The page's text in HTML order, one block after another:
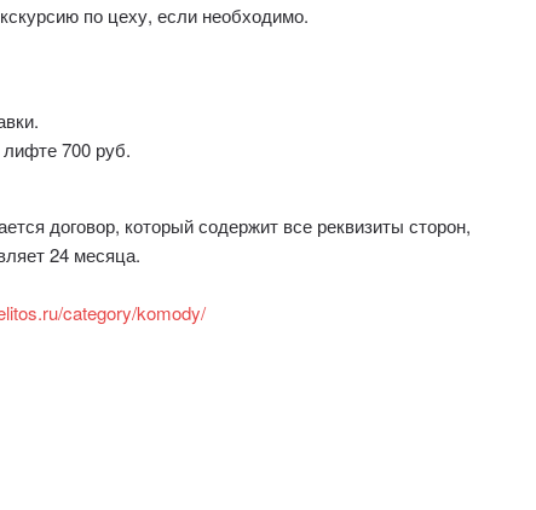
по цеху, если необходимо.
700 руб.
договор, который содержит все реквизиты сторон,
24 месяца.
category/komody/